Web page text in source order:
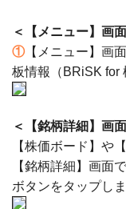
＜【メニュー】画
①【メニュー】画面
板情報（BRiSK for
＜【銘柄詳細】画
【株価ボード】や
【銘柄詳細】画面で
ボタンをタップしま